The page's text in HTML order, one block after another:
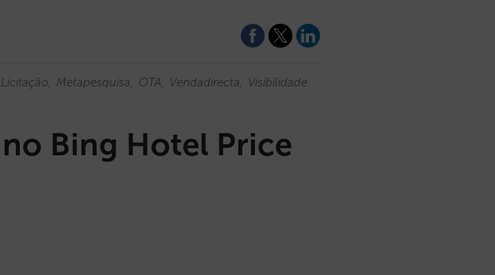
Licitação Metapesquisa OTA Vendadirecta Visibilidade
Bing Hotel Price